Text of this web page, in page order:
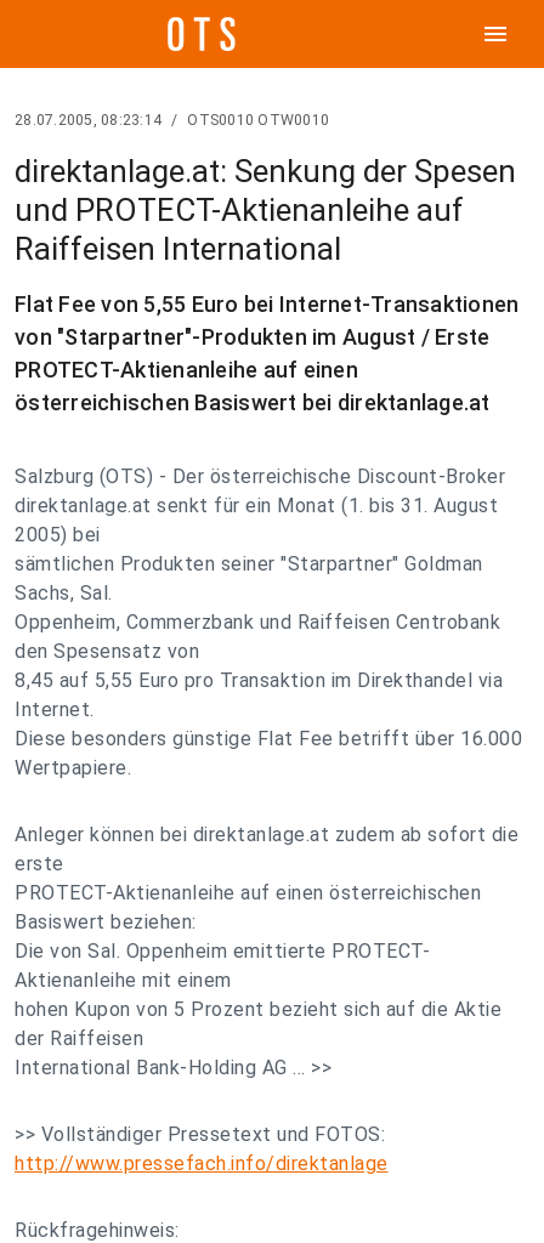
menu
28.07.2005, 08:23:14 / OTS0010 OTW0010
direktanlage.at: Senkung der Spesen
und PROTECT-Aktienanleihe auf
Raiffeisen International
Flat Fee von 5,55 Euro bei Internet-Transaktionen
von "Starpartner"-Produkten im August / Erste
PROTECT-Aktienanleihe auf einen
österreichischen Basiswert bei direktanlage.at
Salzburg (OTS) - Der österreichische Discount-Broker
direktanlage.at senkt für ein Monat (1. bis 31. August
2005) bei
sämtlichen Produkten seiner "Starpartner" Goldman
Sachs, Sal.
Oppenheim, Commerzbank und Raiffeisen Centrobank
den Spesensatz von
8,45 auf 5,55 Euro pro Transaktion im Direkthandel via
Internet.
Diese besonders günstige Flat Fee betrifft über 16.000
Wertpapiere.
Anleger können bei direktanlage.at zudem ab sofort die
erste
PROTECT-Aktienanleihe auf einen österreichischen
Basiswert beziehen:
Die von Sal. Oppenheim emittierte PROTECT-
Aktienanleihe mit einem
hohen Kupon von 5 Prozent bezieht sich auf die Aktie
der Raiffeisen
International Bank-Holding AG ... >>
>> Vollständiger Pressetext und FOTOS:
http://www.pressefach.info/direktanlage
Rückfragehinweis: